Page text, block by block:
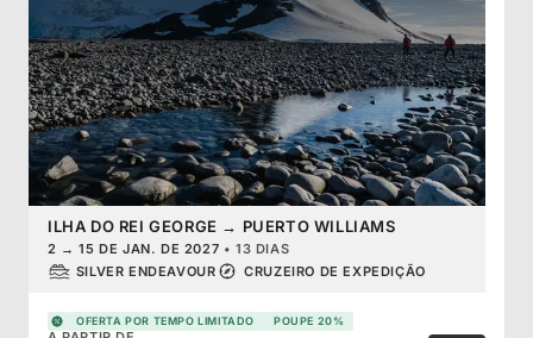
ILHA DO REI GEORGE → PUERTO WILLIAMS
2 → 15 DE JAN. DE 2027 •13 DIAS
SILVER ENDEAVOUR
CRUZEIRO DE EXPEDIÇÃO
OFERTA POR TEMPO LIMITADO POUPE 20%